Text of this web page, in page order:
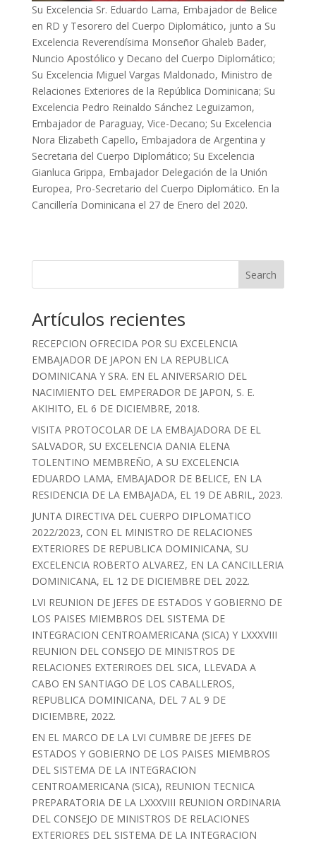
Su Excelencia Sr. Eduardo Lama, Embajador de Belice
en RD y Tesorero del Cuerpo Diplomático, junto a Su
Excelencia Reverendísima Monseñor Ghaleb Bader,
Nuncio Apostólico y Decano del Cuerpo Diplomático;
Su Excelencia Miguel Vargas Maldonado, Ministro de
Relaciones Exteriores de la República Dominicana; Su
Excelencia Pedro Reinaldo Sánchez Leguizamon,
Embajador de Paraguay, Vice-Decano; Su Excelencia
Nora Elizabeth Capello, Embajadora de Argentina y
Secretaria del Cuerpo Diplomático; Su Excelencia
Gianluca Grippa, Embajador Delegación de la Unión
Europea, Pro-Secretario del Cuerpo Diplomático. En la
Cancillería Dominicana el 27 de Enero del 2020.
Search
Artículos recientes
RECEPCION OFRECIDA POR SU EXCELENCIA
EMBAJADOR DE JAPON EN LA REPUBLICA
DOMINICANA Y SRA. EN EL ANIVERSARIO DEL
NACIMIENTO DEL EMPERADOR DE JAPON, S. E.
AKIHITO, EL 6 DE DICIEMBRE, 2018.
VISITA PROTOCOLAR DE LA EMBAJADORA DE EL
SALVADOR, SU EXCELENCIA DANIA ELENA
TOLENTINO MEMBREÑO, A SU EXCELENCIA
EDUARDO LAMA, EMBAJADOR DE BELICE, EN LA
RESIDENCIA DE LA EMBAJADA, EL 19 DE ABRIL, 2023.
JUNTA DIRECTIVA DEL CUERPO DIPLOMATICO
2022/2023, CON EL MINISTRO DE RELACIONES
EXTERIORES DE REPUBLICA DOMINICANA, SU
EXCELENCIA ROBERTO ALVAREZ, EN LA CANCILLERIA
DOMINICANA, EL 12 DE DICIEMBRE DEL 2022.
LVI REUNION DE JEFES DE ESTADOS Y GOBIERNO DE
LOS PAISES MIEMBROS DEL SISTEMA DE
INTEGRACION CENTROAMERICANA (SICA) Y LXXXVIII
REUNION DEL CONSEJO DE MINISTROS DE
RELACIONES EXTERIROES DEL SICA, LLEVADA A
CABO EN SANTIAGO DE LOS CABALLEROS,
REPUBLICA DOMINICANA, DEL 7 AL 9 DE
DICIEMBRE, 2022.
EN EL MARCO DE LA LVI CUMBRE DE JEFES DE
ESTADOS Y GOBIERNO DE LOS PAISES MIEMBROS
DEL SISTEMA DE LA INTEGRACION
CENTROAMERICANA (SICA), REUNION TECNICA
PREPARATORIA DE LA LXXXVIII REUNION ORDINARIA
DEL CONSEJO DE MINISTROS DE RELACIONES
EXTERIORES DEL SISTEMA DE LA INTEGRACION